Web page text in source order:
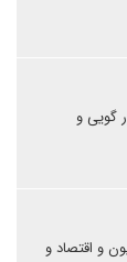
گویی و
و اقتصاد و